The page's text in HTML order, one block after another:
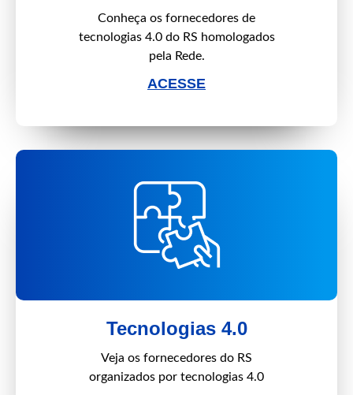
Conheça os fornecedores de
tecnologias 4.0 do RS homologados
pela Rede.
ACESSE
Tecnologias 4.0
Veja os fornecedores do RS
organizados por tecnologias 4.0